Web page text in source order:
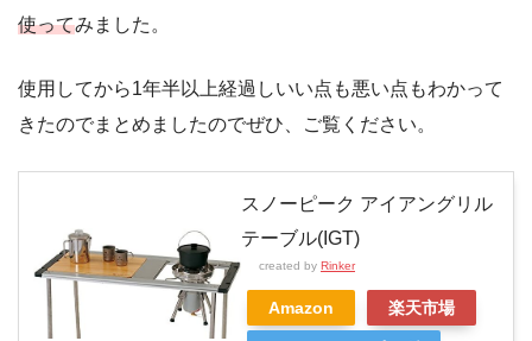
使ってみました。
使用してから1年半以上経過しいい点も悪い点もわかって
きたのでまとめましたのでぜひ、ご覧ください。
スノーピーク アイアングリル
テーブル(IGT)
created by Rinker
Amazon 楽天市場